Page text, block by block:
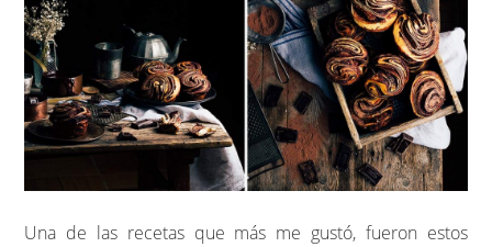
Una de las recetas que más me gustó, fueron estos